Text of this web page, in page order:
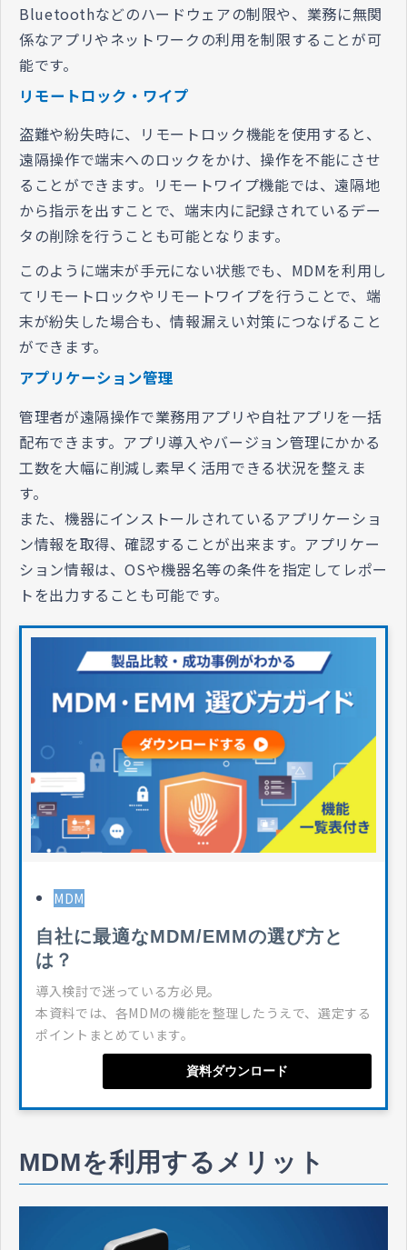
Bluetoothなどのハードウェアの制限や、業務に無関
係なアプリやネットワークの利用を制限することが可
能です。
リモートロック・ワイプ
盗難や紛失時に、リモートロック機能を使用すると、
遠隔操作で端末へのロックをかけ、操作を不能にさせ
ることができます。リモートワイプ機能では、遠隔地
から指示を出すことで、端末内に記録されているデー
タの削除を行うことも可能となります。
このように端末が手元にない状態でも、MDMを利用し
てリモートロックやリモートワイプを行うことで、端
末が紛失した場合も、情報漏えい対策につなげること
ができます。
アプリケーション管理
管理者が遠隔操作で業務用アプリや自社アプリを一括
配布できます。アプリ導入やバージョン管理にかかる
工数を大幅に削減し素早く活用できる状況を整えま
す。
また、機器にインストールされているアプリケーショ
ン情報を取得、確認することが出来ます。アプリケー
ション情報は、OSや機器名等の条件を指定してレポー
トを出力することも可能です。
MDM
自社に最適なMDM/EMMの選び方と
は？
導入検討で迷っている方必見。
本資料では、各MDMの機能を整理したうえで、選定する
ポイントまとめています。
資料ダウンロード
MDMを利用するメリット